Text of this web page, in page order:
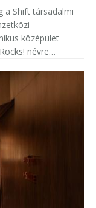
a Shift társadalmi
középület
névre